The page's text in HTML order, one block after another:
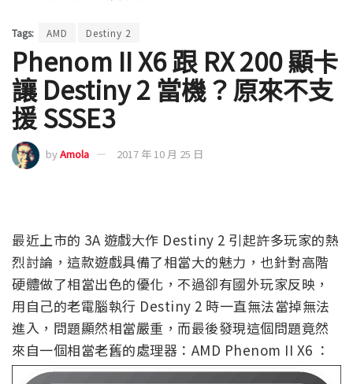
Tags: AMD Destiny 2
Phenom II X6 跟 RX 200 顯卡
讓 Destiny 2 當機？原來不支
援 SSSE3
byAmola 2017 年 10 月 25 日
最近上市的 3A 遊戲大作 Destiny 2 引起許多玩家的熱
烈討論，這款遊戲具備了相當大的魅力，也針對高階
硬體做了相當出色的優化，不過卻有國外玩家反映，
用自己的老電腦執行 Destiny 2 時一直無法當掉無法
進入，問題顯然相當嚴重，而最後發現這個問題竟然
來自一個相當老舊的處理器：AMD Phenom II X6 ：